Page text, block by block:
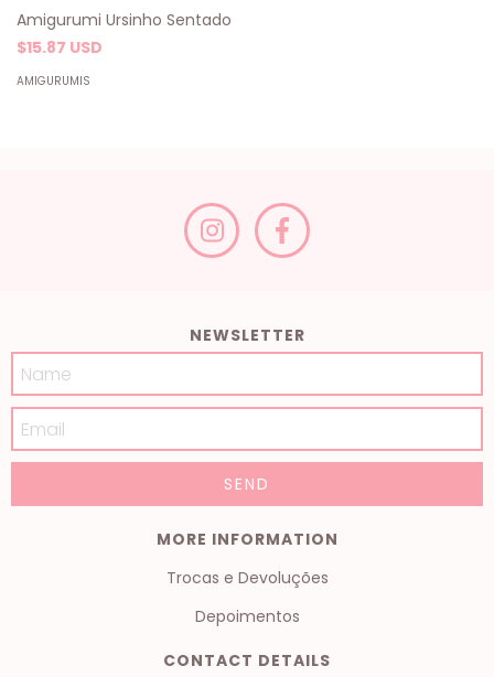
Amigurumi Ursinho Sentado
$15.87 USD
AMIGURUMIS
NEWSLETTER
MORE INFORMATION
Trocas e Devoluções
Depoimentos
CONTACT DETAILS